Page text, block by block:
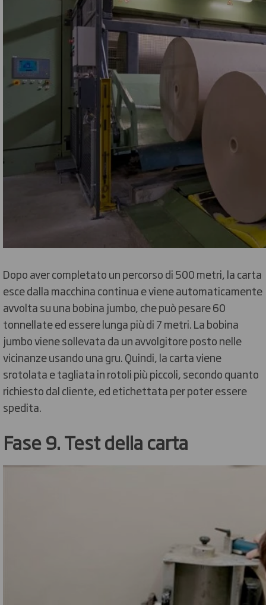
Dopo aver completato un percorso di 500 metri, la carta
esce dalla macchina continua e viene automaticamente
avvolta su una bobina jumbo, che può pesare 60
tonnellate ed essere lunga più di 7 metri. La bobina
jumbo viene sollevata da un avvolgitore posto nelle
vicinanze usando una gru. Quindi, la carta viene
srotolata e tagliata in rotoli più piccoli, secondo quanto
richiesto dal cliente, ed etichettata per poter essere
spedita.
Fase 9. Test della carta